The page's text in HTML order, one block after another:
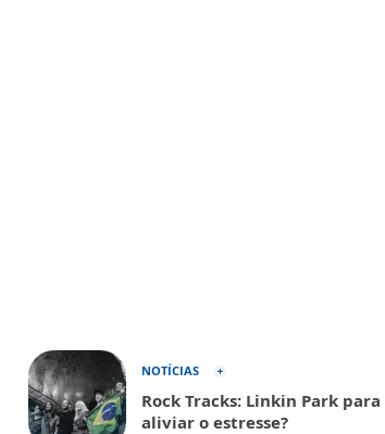
NOTÍCIAS
Rock Tracks: Linkin Park para
aliviar o estresse?